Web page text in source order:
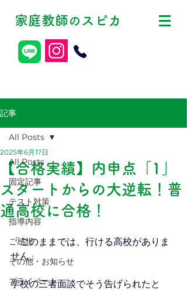
家庭教師の スピカ
記事
All Posts
固定記事
テスト対策
指導内容
ご感想
その他・お知らせ
プライベート
All Posts
【合格実績】内申点「1」
スタートからの大逆転！普
通高校に合格！
2025年6月17日
「このままでは、行ける高校がありま
せん」
学校の三者面談でそう告げられたと